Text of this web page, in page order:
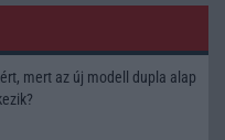
mert az új modell dupla alap